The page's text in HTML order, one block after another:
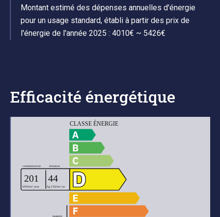
Montant estimé des dépenses annuelles d'énergie
pour un usage standard, établi à partir des prix de
l'énergie de l'année 2025 : 4010€ ~ 5426€
Efficacité énergétique